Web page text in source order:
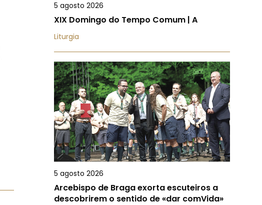
5 agosto 2026
XIX Domingo do Tempo Comum | A
Liturgia
5 agosto 2026
Arcebispo de Braga exorta escuteiros a
descobrirem o sentido de «dar comVida»